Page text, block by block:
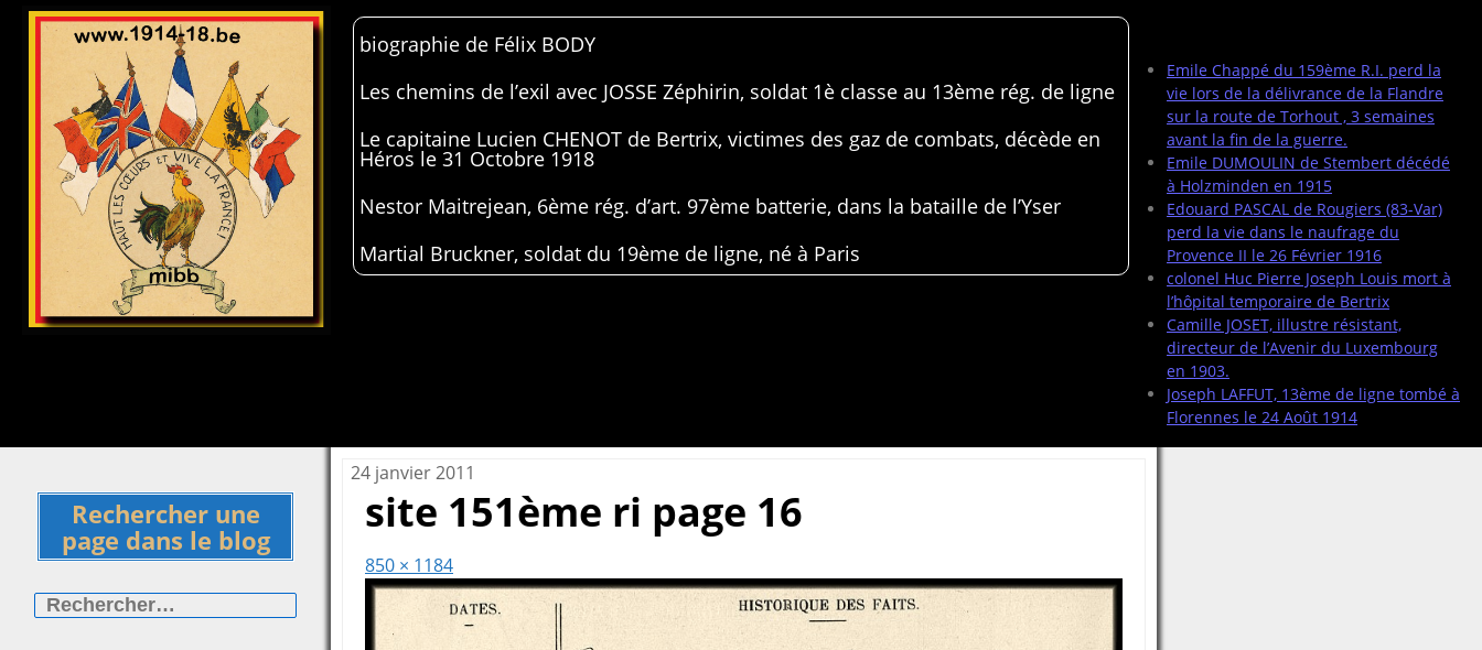
Emile Chappé du 159ème R.I. perd la
vie lors de la délivrance de la Flandre
sur la route de Torhout , 3 semaines
avant la fin de la guerre.
Emile DUMOULIN de Stembert décédé
à Holzminden en 1915
Edouard PASCAL de Rougiers (83-Var)
perd la vie dans le naufrage du
Provence II le 26 Février 1916
colonel Huc Pierre Joseph Louis mort à
l’hôpital temporaire de Bertrix
Camille JOSET, illustre résistant,
directeur de l’Avenir du Luxembourg
en 1903.
Joseph LAFFUT, 13ème de ligne tombé à
Florennes le 24 Août 1914
biographie de Félix BODY
Les chemins de l’exil avec JOSSE Zéphirin, soldat 1è classe au 13ème rég. de ligne
Le capitaine Lucien CHENOT de Bertrix, victimes des gaz de combats, décède en
Héros le 31 Octobre 1918
Nestor Maitrejean, 6ème rég. d’art. 97ème batterie, dans la bataille de l’Yser
Martial Bruckner, soldat du 19ème de ligne, né à Paris
Rechercher une
page dans le blog
24 janvier 2011
site 151ème ri page 16
850 × 1184